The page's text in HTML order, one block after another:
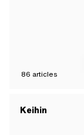
86 articles
Keihin